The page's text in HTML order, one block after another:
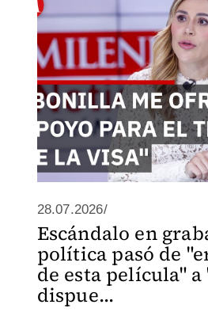
preguntas sobre
frontera.
28.07.2026/
Escándalo en
política pasó de
de esta película" a
dispue...